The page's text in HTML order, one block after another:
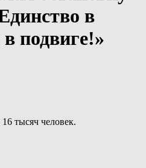
в
подвиге!»
тысяч человек.